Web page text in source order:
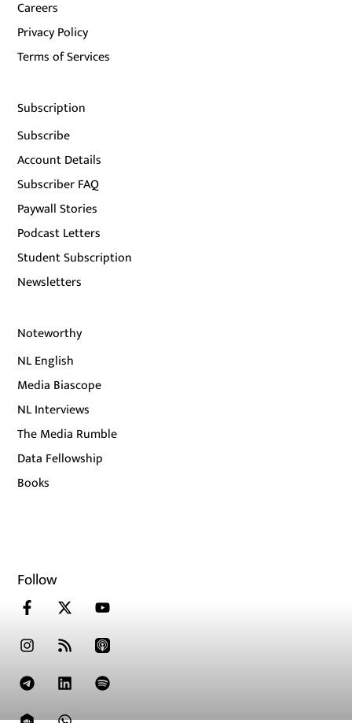
Careers
Privacy Policy
Terms of Services
Subscription
Subscribe
Account Details
Subscriber FAQ
Paywall Stories
Podcast Letters
Student Subscription
Newsletters
Noteworthy
NL English
Media Biascope
NL Interviews
The Media Rumble
Data Fellowship
Books
Follow